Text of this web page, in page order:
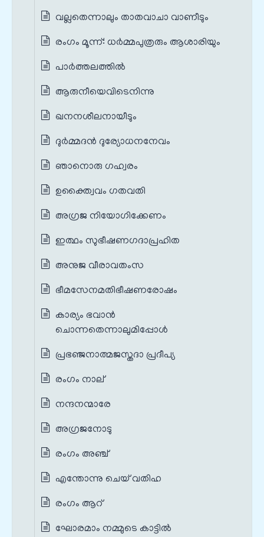
വല്ലതെന്നാലും താതവാചാ വാണീടും
രംഗം മൂന്ന്: ധര്‍മ്മപുത്രരും ആശാരിയും
പാര്‍ത്തലത്തില്‍
ആരുനീയെവിടെനിന്നു
ഖനനശീലനായീടും
ദുര്‍മ്മദന്‍ ദുര്യോധനനേവം
ഞാനൊരു ഗഹ്വരം
ഉക്ത്വൈവം ഗതവതി
അഗ്രജ നിയോഗിക്കേണം
ഇത്ഥം സുഭീഷണഗദാപ്രഹിത
അനുജ വീരാവതംസ
ഭീമസേനമതിഭീഷണരോഷം
കാര്യം ഭവാന്‍
ചൊന്നതെന്നാലുമിപ്പോള്‍
പ്രഭഞ്ജനാത്മജസ്തദാ പ്രദീപ്യ
രംഗം നാല്‌
നന്ദനന്മാരേ
അഗ്രജനോടു
രംഗം അഞ്ച്
എന്തോന്നു ചെയ് വതിഹ
രംഗം ആറ്
ഘോരമാം നമ്മുടെ കാട്ടില്‍